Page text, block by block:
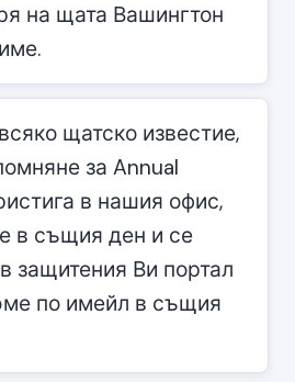
на щата Вашингтон
щатско известие,
за Annual
в нашия офис,
в същия ден и се
защитения Ви портал
по имейл в същия